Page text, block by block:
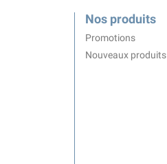
Nos produits
Promotions
Nouveaux produits